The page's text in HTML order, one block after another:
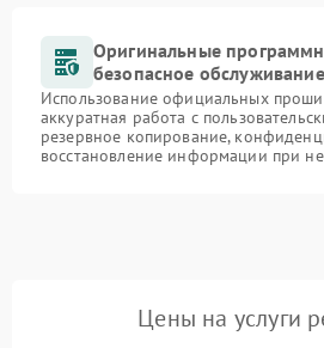
Оригинальные
безопасное
Использование официальных
аккуратная работа с
резервное копирование,
восстановление информации при
Цены на услуги